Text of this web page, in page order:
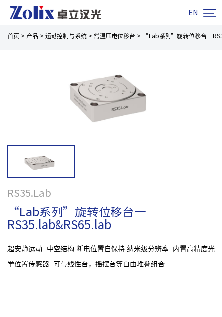
EN 
首页 > 产品 > 运动控制与系统 > 常温压电位移台 > “Lab系列”旋转位移台一
RS35.Lab
“Lab系列”旋转位移台一
RS35.lab&RS65.lab
超安静运动 ·中空结构 断电位置自保持 纳米级分辨率 ·内置高精度光
学位置传感器 ·可与线性台，摇摆台等自由堆叠组合